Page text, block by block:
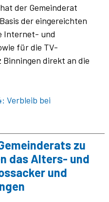
der Gemeinderat
der eingereichten
Internet- und
für die TV-
Binningen direkt an die
Verbleib bei
zu
das Alters- und
und